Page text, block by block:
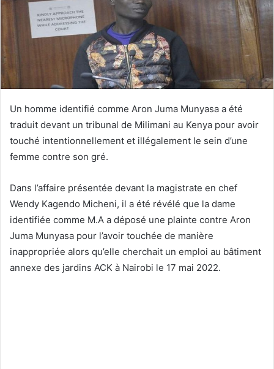
Un homme identifié comme Aron Juma Munyasa a été
traduit devant un tribunal de Milimani au Kenya pour avoir
touché intentionnellement et illégalement le sein d’une
femme contre son gré.
Dans l’affaire présentée devant la magistrate en chef
Wendy Kagendo Micheni, il a été révélé que la dame
identifiée comme M.A a déposé une plainte contre Aron
Juma Munyasa pour l’avoir touchée de manière
inappropriée alors qu’elle cherchait un emploi au bâtiment
annexe des jardins ACK à Nairobi le 17 mai 2022.